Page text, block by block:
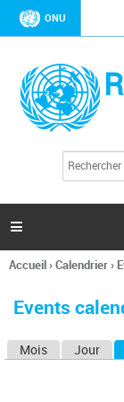
ONU
l
c
h
e

Vous
ici
Accueil›Calendrier›
Events
Mois Jour